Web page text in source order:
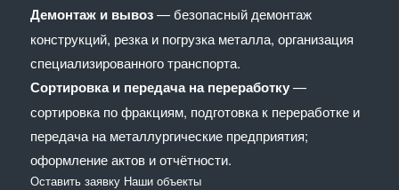
Демонтаж и вывоз— безопасный демонтаж
конструкций, резка и погрузка металла, организация
специализированного транспорта.
Сортировка и передача на переработку—
сортировка по фракциям, подготовка к переработке и
передача на металлургические предприятия;
оформление актов и отчётности.
Оставить заявку Наши объекты